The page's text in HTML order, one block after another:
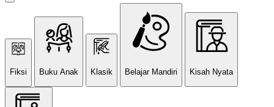
Fiksi Buku Anak Klasik Belajar Mandiri Kisah Nyata